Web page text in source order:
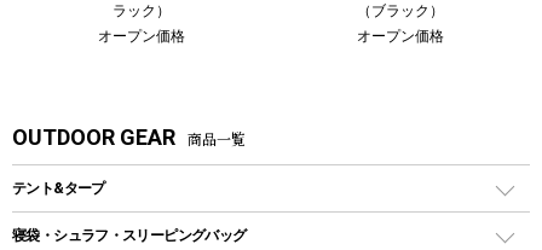
ラック）
オープン価格
（ブラック）
オープン価格
OUTDOOR GEAR 商品一覧
テント&タープ
テント
寝袋・シュラフ・スリーピングバッグ